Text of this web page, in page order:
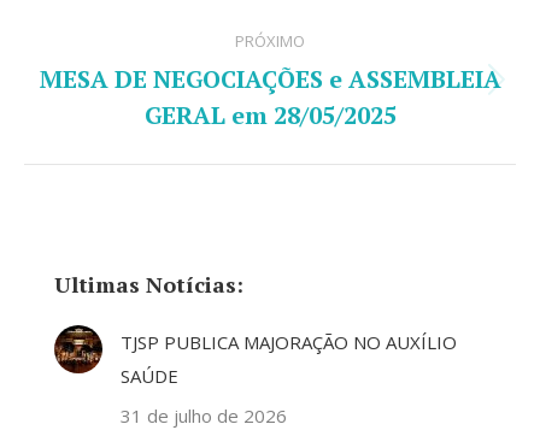
PRÓXIMO
Próximo
post:
MESA DE NEGOCIAÇÕES e ASSEMBLEIA
GERAL em 28/05/2025
Ultimas Notícias:
TJSP PUBLICA MAJORAÇÃO NO AUXÍLIO
SAÚDE
31 de julho de 2026